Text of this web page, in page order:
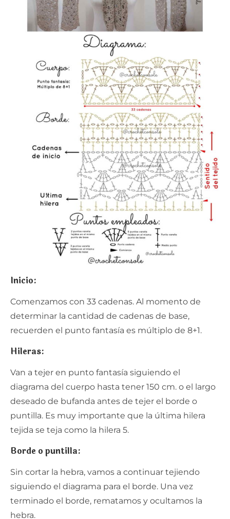
Inicio:
Comenzamos con 33 cadenas. Al momento de
determinar la cantidad de cadenas de base,
recuerden el punto fantasía es múltiplo de 8+1.
Hileras:
Van a tejer en punto fantasía siguiendo el
diagrama del cuerpo hasta tener 150 cm. o el largo
deseado de bufanda antes de tejer el borde o
puntilla. Es muy importante que la última hilera
tejida se teja como la hilera 5.
Borde o puntilla:
Sin cortar la hebra, vamos a continuar tejiendo
siguiendo el diagrama para el borde. Una vez
terminado el borde, rematamos y ocultamos la
hebra.